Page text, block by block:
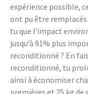
expérience possible,
ont pu être remplacés
tu que l’impact
jusqu’à 91% plus
reconditionné ? En
reconditionné, tu
ainsi à économiser
premières et 25 kg de